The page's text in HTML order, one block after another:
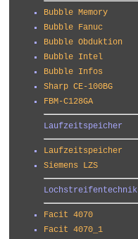
Bubble Memory
Bubble Fanuc
Bubble Obduktion
Bubble Intel
Bubble Infos
Sharp CE-100BG
FBM-C128GA
Laufzeitspeicher
Laufzeitspeicher
Siemens LZS
Lochstreifentechnik
Facit 4070
Facit 4070_1